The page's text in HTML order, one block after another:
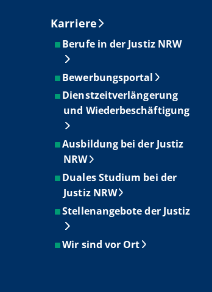
Karriere
Berufe in der Justiz NRW
Bewerbungsportal
Dienstzeitverlängerung
und Wiederbeschäftigung
Ausbildung bei der Justiz
NRW
Duales Studium bei der
Justiz NRW
Stellenangebote der Justiz
Wir sind vor Ort